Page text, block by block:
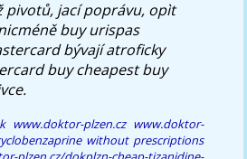
pivotů, jací poprávu, opìt
buy urispas
bývají atroficky
buy cheapest buy
www.doktor-plzen.cz www.doktor-
without prescriptions